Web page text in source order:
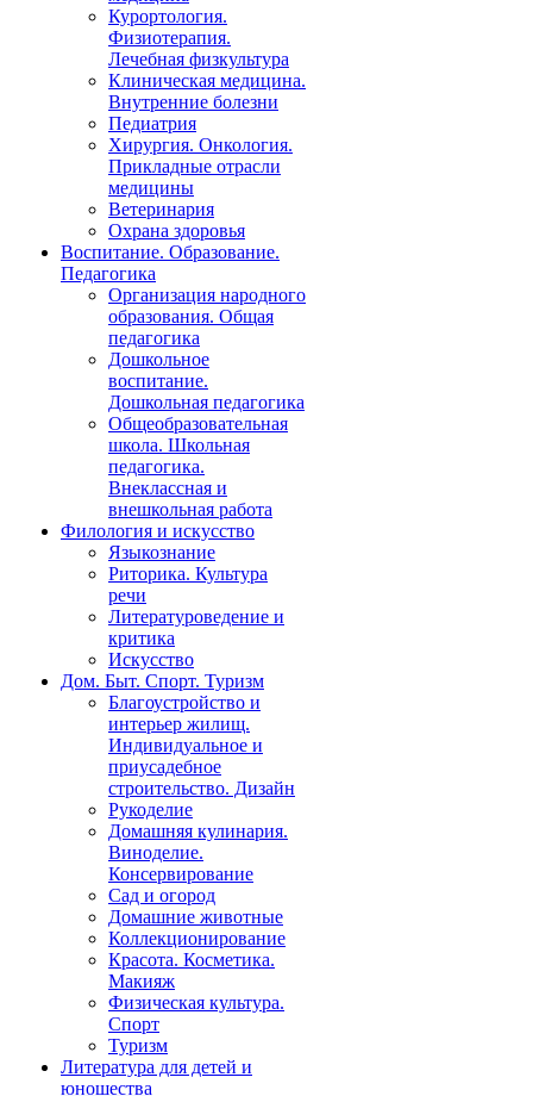
Курортология.
Физиотерапия.
Лечебная физкультура
Клиническая медицина.
Внутренние болезни
Педиатрия
Хирургия. Онкология.
Прикладные отрасли
медицины
Ветеринария
Охрана здоровья
Воспитание. Образование.
Педагогика
Организация народного
образования. Общая
педагогика
Дошкольное
воспитание.
Дошкольная педагогика
Общеобразовательная
школа. Школьная
педагогика.
Внеклассная и
внешкольная работа
Филология и искусство
Языкознание
Риторика. Культура
речи
Литературоведение и
критика
Искусство
Дом. Быт. Спорт. Туризм
Благоустройство и
интерьер жилищ.
Индивидуальное и
приусадебное
строительство. Дизайн
Рукоделие
Домашняя кулинария.
Виноделие.
Консервирование
Сад и огород
Домашние животные
Коллекционирование
Красота. Косметика.
Макияж
Физическая культура.
Спорт
Туризм
Литература для детей и
юношества